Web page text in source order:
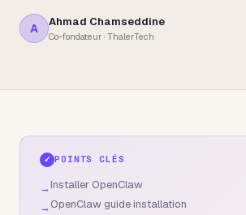
A Ahmad Chamseddine
Co-fondateur · ThalerTech
✓ POINTS CLÉS
→Installer OpenClaw
→OpenClaw guide installation